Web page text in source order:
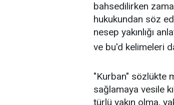
bahsedilirken
hukukundan söz
nesep yakınlığı
ve bu'd kelimeleri
"Kurban" sözlükte
sağlamaya vesile
türlü yakın olma,